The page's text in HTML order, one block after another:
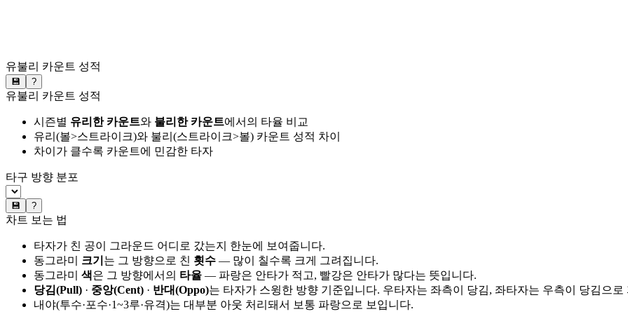
유불리 카운트 성적
💾 ?
유불리 카운트 성적
시즌별 유리한 카운트와 불리한 카운트에서의 타율 비교
유리(볼>스트라이크)와 불리(스트라이크>볼) 카운트 성적 차이
차이가 클수록 카운트에 민감한 타자
타구 방향 분포
💾 ?
차트 보는 법
타자가 친 공이 그라운드 어디로 갔는지 한눈에 보여줍니다.
동그라미 크기 는 그 방향으로 친 횟수 — 많이 칠수록 크게 그려집니다.
동그라미 색은 그 방향에서의 타율 — 파랑은 안타가 적고, 빨강은 안타가 많다는 뜻입니다.
당김(Pull) · 중앙(Cent) · 반대(Oppo)는 타자가 스윙한 방향 기준입니다. 우타자는 좌측이 당김, 좌타자는 우측이 당김으로
내야(투수·포수·1~3루·유격)는 대부분 아웃 처리돼서 보통 파랑으로 보입니다.